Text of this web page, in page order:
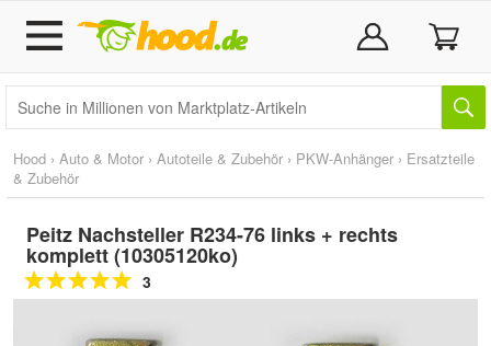
Hood › Auto & Motor › Autoteile & Zubehör › PKW-Anhänger › Ersatzteile
& Zubehör
Peitz Nachsteller R234-76 links + rechts
komplett (10305120ko)
3